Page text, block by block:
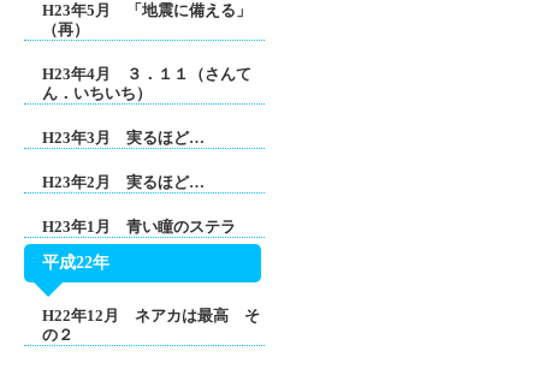
H23年5月 「地震に備える」
（再）
H23年4月 ３．１１（さんて
ん．いちいち）
H23年3月 実るほど…
H23年2月 実るほど…
H23年1月 青い瞳のステラ
平成22年
H22年12月 ネアカは最高 そ
の２